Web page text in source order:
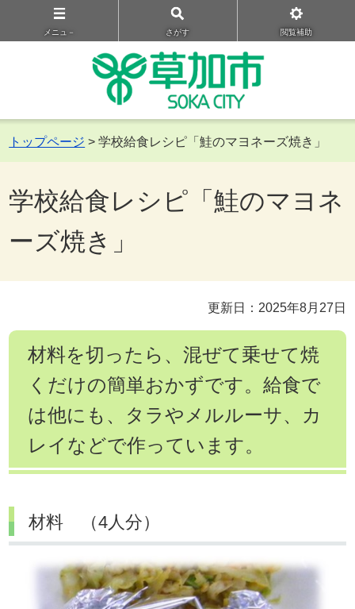
メニュ－ さがす 閲覧補助
トップページ > 学校給食レシピ「鮭のマヨネーズ焼き」
学校給食レシピ「鮭のマヨネ
ーズ焼き」
更新日：2025年8月27日
材料を切ったら、混ぜて乗せて焼
くだけの簡単おかずです。給食で
は他にも、タラやメルルーサ、カ
レイなどで作っています。
材料 （4人分）